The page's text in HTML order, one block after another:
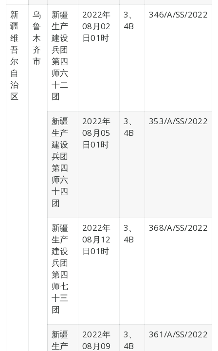
新
疆
维
吾
尔
自
治
区
乌
鲁
木
齐
市
新疆
生产
建设
兵团
第四
师六
十二
团
2022年
08月02
日01时
3、
4B
346/A/SS/2022
新疆
生产
建设
兵团
第四
师六
十四
团
2022年
08月05
日01时
3、
4B
353/A/SS/2022
新疆
生产
建设
兵团
第四
师七
十三
团
2022年
08月12
日01时
3、
4B
368/A/SS/2022
新疆
生产
2022年
08月09
3、
4B
361/A/SS/2022